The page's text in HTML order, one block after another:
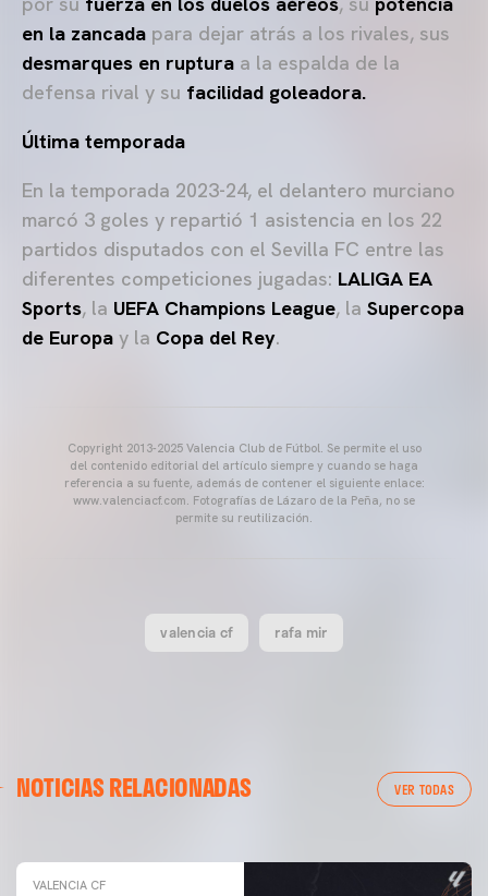
en la zancada para dejar atrás a los rivales, sus
desmarques en ruptura a la espalda de la
defensa rival y su facilidad goleadora.
Última temporada
En la temporada 2023-24, el delantero murciano
marcó 3 goles y repartió 1 asistencia en los 22
partidos disputados con el Sevilla FC entre las
diferentes competiciones jugadas: LALIGA EA
Sports, la UEFA Champions League, la Supercopa
de Europa y la Copa del Rey.
Copyright 2013-2025 Valencia Club de Fútbol. Se permite el uso
del contenido editorial del artículo siempre y cuando se haga
referencia a su fuente, además de contener el siguiente enlace:
www.valenciacf.com. Fotografías de Lázaro de la Peña, no se
permite su reutilización.
valencia cf rafa mir
NOTICIAS RELACIONADAS VER TODAS
ENTRENAMIENTO DEL VALENCIA CF 04/03/26
VALENCIA CF